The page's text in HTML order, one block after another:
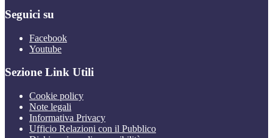
Seguici su
Facebook
Youtube
Sezione Link Utili
Cookie policy
Note legali
Informativa Privacy
Ufficio Relazioni con il Pubblico